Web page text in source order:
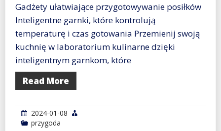
Gadżety ułatwiające przygotowywanie posiłków
Inteligentne garnki, które kontrolują
temperaturę i czas gotowania Przemienij swoją
kuchnię w laboratorium kulinarne dzięki
inteligentnym garnkom, które
Read More
2024-01-08
przygoda